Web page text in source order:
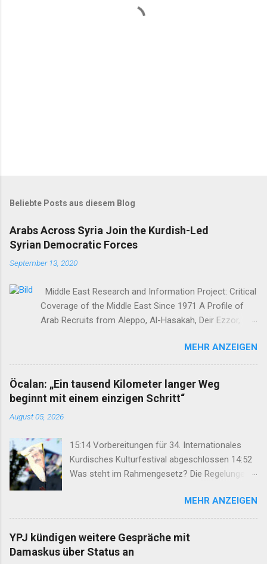
Beliebte Posts aus diesem Blog
Arabs Across Syria Join the Kurdish-Led
Syrian Democratic Forces
September 13, 2020
Middle East Research and Information Project: Critical
Coverage of the Middle East Since 1971 A Profile of
Arab Recruits from Aleppo, Al-Hasakah, Deir Ezzor,
Austin Holmes In: 295 (Summer 2020) I n 2012, as the
so-called Arab Spring protests in Damascus and
elsewhere in Syria descended into a brutal civil war,
President Bashar al-Asad withdrew his forces from
northern Syria to turn their guns on rebels in the south.
Into the vacuum stepped the Democratic Union Party
wing, the People’s Protection Units (Yekîneyên
Parastina Gel, or YPG)—which set up a rudimentary
Autonomous Administration in three cantons: Afrin,
Kobane and Jazira. Surrounded by enemies, the three
cantons that declared self-rule were not even
connected to each o...
MEHR ANZEIGEN
Öcalan: „Ein tausend Kilometer langer Weg
beginnt mit einem einzigen Schritt“
August 05, 2026
15:14 Vorbereitungen für 34. Internationales
Kurdisches Kulturfestival abgeschlossen 14:52
Was steht im Rahmengesetz? Die Regelungen
Keimzelle des Demokratisierungsprozesses
werden 14:25 Rahmengesetz zum
Friedensprozess ins Parlament eingebracht
12:46 TJA: Von der Forderung nach Öcalans
MEHR ANZEIGEN
YPJ kündigen weitere Gespräche mit
Damaskus über Status an